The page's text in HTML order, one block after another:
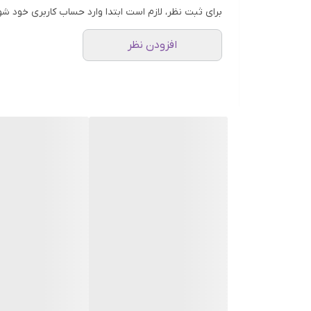
برای ثبت نظر، لازم است ابتدا وارد حساب کاربری خود
افزودن نظر